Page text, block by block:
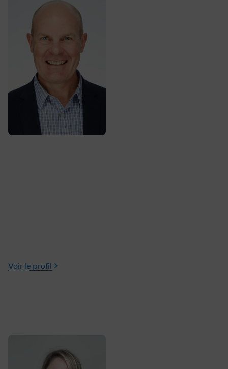
Voir le profil